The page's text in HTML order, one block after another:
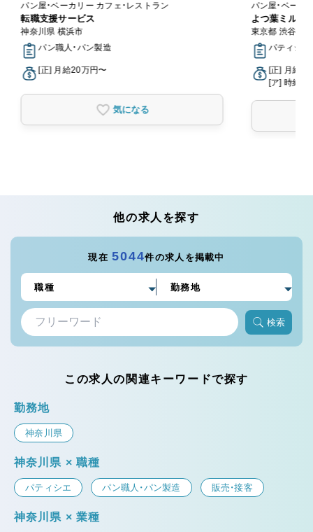
パン屋・ベーカリー カフェ・レストラン
転職支援サービス
神奈川県 横浜市
パン職人・パン製造
[正] 月給20万円〜
気になる
よつ葉ミルク
東京都 渋谷区
パティシエ
[正] 月給
[ア] 時給
他の求人を探す
現在5044件の求人を掲載中
検索
この求人の関連キーワードで探す
勤務地
神奈川県
神奈川県 × 職種
パティシエ パン職人・パン製造 販売・接客
神奈川県 × 業種